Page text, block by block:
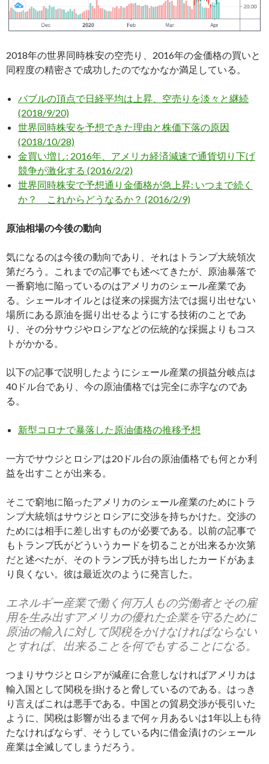
2018年の世界同時株安の空売り、2016年の金価格の買いと
同程度の精密さで成功したのでなかなか満足している。
バブルの頂点で日経平均は上昇、空売りを淡々と継続
(2018/9/20)
世界同時株安を予想できた理由と株価下落の原因
(2018/10/28)
金買い増し: 2016年、アメリカ経済減速で通貨切り下げ
競争が激化する (2016/2/2)
世界同時株安で予想通り金価格が急上昇: いつまで続く
か？ これからどうなるか？ (2016/2/9)
原油相場の今後の動向
気になるのは今後の動向であり、それはトランプ大統領次
第だろう。これまでの記事でも述べてきたが、原油暴落で
一番窮地に陥っているのはアメリカのシェール産業であ
る。シェールオイルとは従来の採掘方法では掘り出せない
場所にある原油を掘り出せるようにする技術のことであ
り、その分サウジやロシアなどの伝統的な採掘よりもコス
トがかかる。
以下の記事で説明したようにシェール産業の損益分岐点は
40ドル台であり、今の原油価格では完全に赤字なのであ
る。
新型コロナで暴落した原油価格の推移予想
一方でサウジとロシアは20ドル台の原油価格でも何とか利
益を出すことが出来る。
そこで窮地に陥ったアメリカのシェール産業のためにトラ
ンプ大統領はサウジとロシアに交渉を持ちかけた。交渉の
ためには相手に差し出すものが必要である。以前の記事で
もトランプ氏がどういうカードを切ることが出来るか次第
だと述べたが、そのトランプ氏が持ち出したカードがあま
り良くない。彼は最近次のように発言した。
エネルギー産業で働く何万人もの労働者とその雇
用を生み出すアメリカの優れた企業を守るために
原油の輸入に対して関税をかけなければならない
とすれば、出来ることを何でもすることになる。
つまりサウジとロシアが減産に合意しなければアメリカは
輸入国として関税を掛けると脅しているのである。はっき
り言えばこれは悪手である。中国との貿易交渉が長引いた
ように、関税は影響が出るまで何ヶ月あるいは1年以上も待
たなければならず、そうしている内に借金漬けのシェール
産業は全滅してしまうだろう。